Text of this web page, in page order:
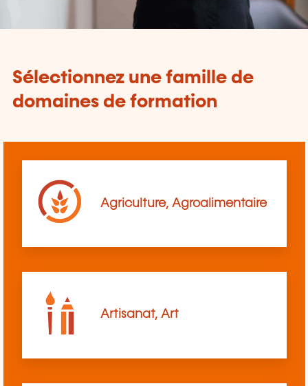
Sélectionnez une famille de
domaines de formation
Agriculture, Agroalimentaire
Artisanat, Art